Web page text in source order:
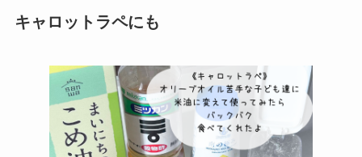
キャロットラペにも